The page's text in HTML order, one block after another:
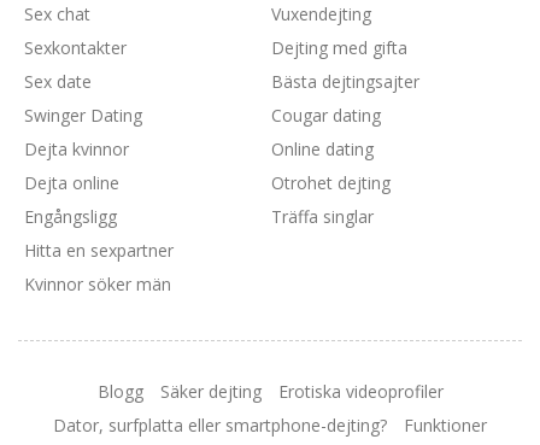
Sex chat
Sexkontakter
Sex date
Swinger Dating
Vuxendejting
Dejting med gifta
Bästa dejtingsajter
Cougar dating
Dejta kvinnor
Dejta online
Engångsligg
Hitta en sexpartner
Kvinnor söker män
Online dating
Otrohet dejting
Träffa singlar
Blogg Säker dejting
Erotiska videoprofiler
Dator, surfplatta eller smartphone-dejting?
Funktioner